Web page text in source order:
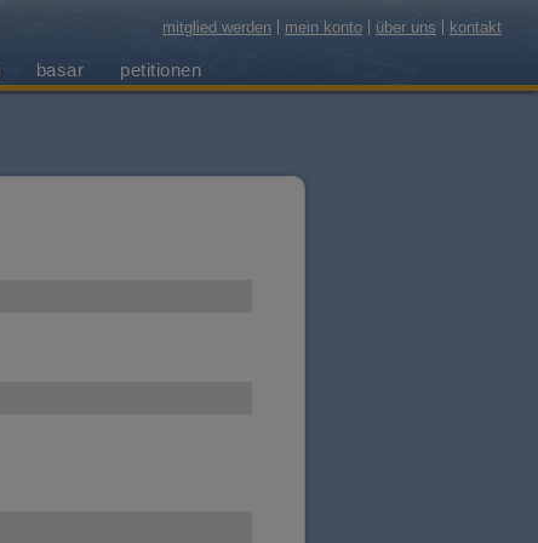
mitglied werden mein konto über uns kontakt
basar petitionen